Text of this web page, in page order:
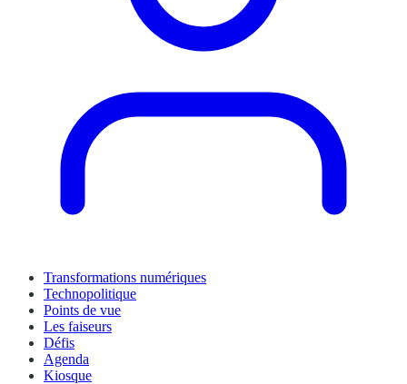
Transformations numériques
Technopolitique
Points de vue
Les faiseurs
Défis
Agenda
Kiosque